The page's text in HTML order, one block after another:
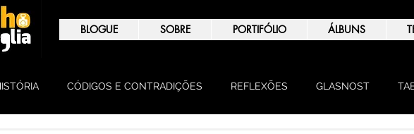
CÓDIGOS E CONTRADIÇÕES REFLEXÕES GLASNOST
BLOGUE SOBRE PORTIFÓLIO ÁLBUNS